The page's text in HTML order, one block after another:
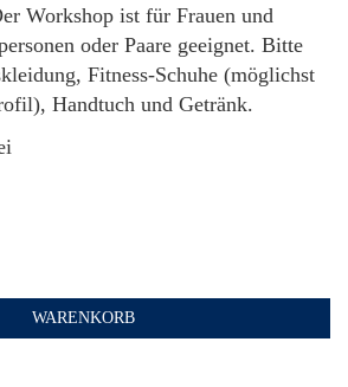
Workshop ist für Frauen und
oder Paare geeignet. Bitte
Fitness-Schuhe (möglichst
Handtuch und Getränk.
WARENKORB